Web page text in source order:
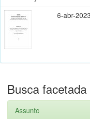
6-abr-2023
Busca facetada
Assunto